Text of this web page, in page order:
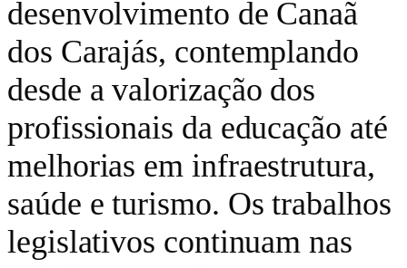
desenvolvimento de Canaã
dos Carajás, contemplando
desde a valorização dos
profissionais da educação até
melhorias em infraestrutura,
saúde e turismo. Os trabalhos
legislativos continuam nas